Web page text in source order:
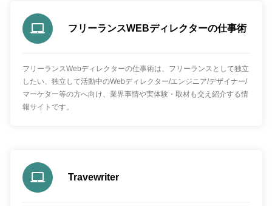
フリーランスWEBディレクターの仕事術
フリーランスWebディレクターの仕事術は、フリーランスとして独立
したい、独立して活動中のWebディレクター/エンジニア/デザイナー/
マーケター等の方へ向け、業界事情や実体験・取材も交え紹介する情
報サイトです。
Travewriter